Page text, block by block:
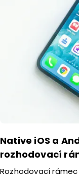
Native iOS a
rozhodovací
Rozhodovací